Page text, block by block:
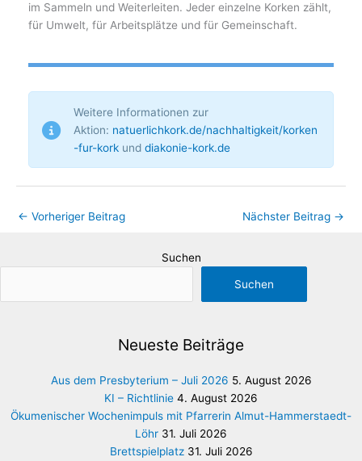
im Sammeln und Weiterleiten. Jeder einzelne Korken zählt,
für Umwelt, für Arbeitsplätze und für Gemeinschaft.
Weitere Informationen zur
Aktion: natuerlichkork.de/nachhaltigkeit/korken
-fur-korkund diakonie-kork.de
← Vorheriger Beitrag Nächster Beitrag →
Suchen
Suchen
Neueste Beiträge
Aus dem Presbyterium – Juli 2026 5. August 2026
KI – Richtlinie 4. August 2026
Ökumenischer Wochenimpuls mit Pfarrerin Almut-Hammerstaedt-
Löhr 31. Juli 2026
Brettspielplatz 31. Juli 2026